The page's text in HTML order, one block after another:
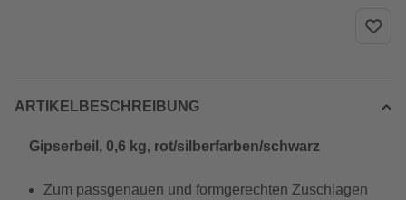
ARTIKELBESCHREIBUNG
Gipserbeil, 0,6 kg, rot/silberfarben/schwarz
Zum passgenauen und formgerechten Zuschlagen